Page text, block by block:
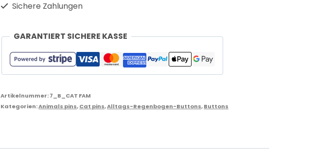
Sichere Zahlungen
GARANTIERT SICHERE KASSE
Artikelnummer:7_B_CAT FAM
Kategorien:Animals pins,Cat pins,Alltags-Regenbogen-Buttons,Buttons